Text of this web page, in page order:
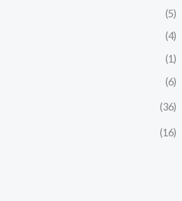
(5)
(4)
(1)
(6)
(36)
(16)